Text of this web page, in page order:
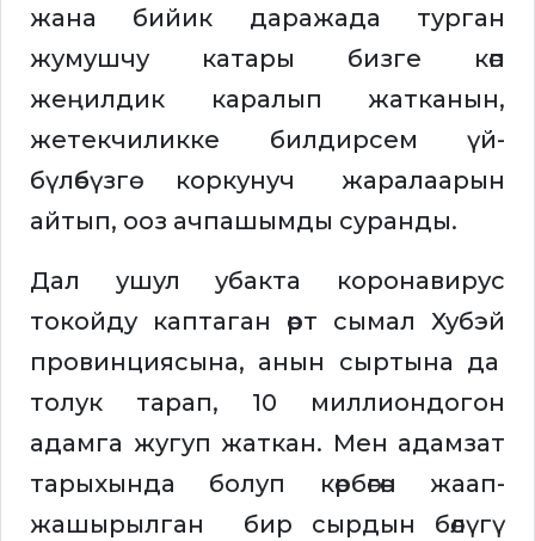
жана бийик даражада турган
жумушчу катары бизге көп
жеңилдик каралып жатканын,
жетекчиликке билдирсем үй-
бүлөбүзгө коркунуч жаралаарын
айтып, ооз ачпашымды суранды.
Дал ушул убакта коронавирус
токойду каптаган өрт сымал Хубэй
провинциясына, анын сыртына да
толук тарап, 10 миллиондогон
адамга жугуп жаткан. Мен адамзат
тарыхында болуп көрбөгөн жаап-
жашырылган бир сырдын бөлүгү